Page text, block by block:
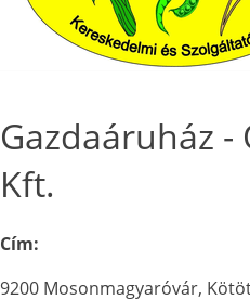
Gazdaáruház -
Kft.
Cím:
9200 Mosonmagyaróvár,